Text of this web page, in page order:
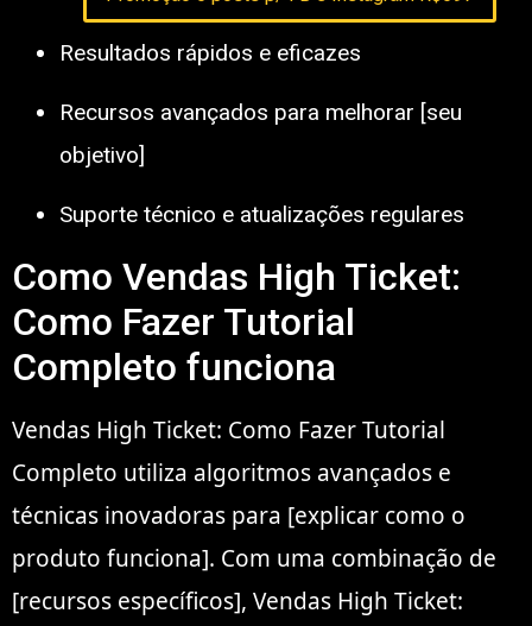
Resultados rápidos e eficazes
Recursos avançados para melhorar [seu
objetivo]
Suporte técnico e atualizações regulares
Como Vendas High Ticket:
Como Fazer Tutorial
Completo funciona
Vendas High Ticket: Como Fazer Tutorial
Completo utiliza algoritmos avançados e
técnicas inovadoras para [explicar como o
produto funciona]. Com uma combinação de
[recursos específicos], Vendas High Ticket: